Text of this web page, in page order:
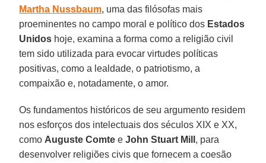
Martha Nussbaum, uma das filósofas mais
proeminentes no campo moral e político dos Estados
Unidos hoje, examina a forma como a religião civil
tem sido utilizada para evocar virtudes políticas
positivas, como a lealdade, o patriotismo, a
compaixão e, notadamente, o amor.
Os fundamentos históricos de seu argumento residem
nos esforços dos intelectuais dos séculos XIX e XX,
como Auguste Comte eJohn Stuart Mill , para
desenvolver religiões civis que fornecem a coesão